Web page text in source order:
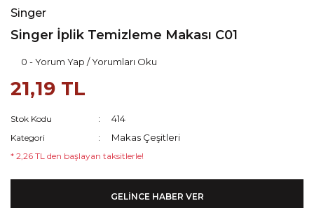
Singer
Singer İplik Temizleme Makası C01
0 - Yorum Yap / Yorumları Oku
21,19 TL
Stok Kodu 414
Kategori Makas Çeşitleri
* 2,26 TL den başlayan taksitlerle!
GELİNCE HABER VER